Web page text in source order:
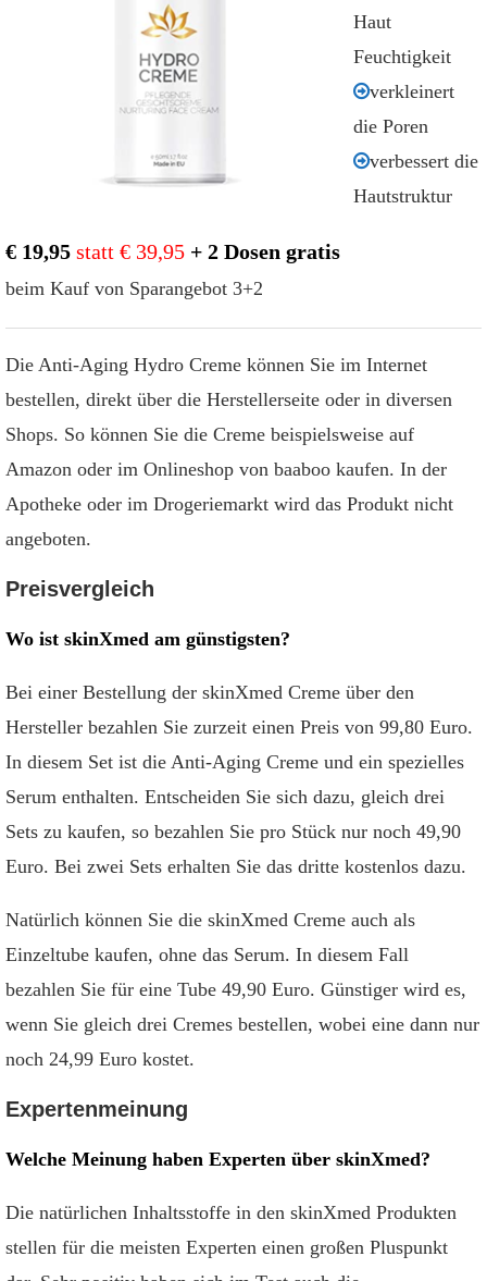
Haut
Feuchtigkeit
verkleinert
die Poren
verbessert die
Hautstruktur
€ 19,95 statt € 39,95 + 2 Dosen gratis
beim Kauf von Sparangebot 3+2
Die Anti-Aging Hydro Creme können Sie im Internet
bestellen, direkt über die Herstellerseite oder in diversen
Shops. So können Sie die Creme beispielsweise auf
Amazon oder im Onlineshop von baaboo kaufen. In der
Apotheke oder im Drogeriemarkt wird das Produkt nicht
angeboten.
Preisvergleich
Wo ist skinXmed am günstigsten?
Bei einer Bestellung der skinXmed Creme über den
Hersteller bezahlen Sie zurzeit einen Preis von 99,80 Euro.
In diesem Set ist die Anti-Aging Creme und ein spezielles
Serum enthalten. Entscheiden Sie sich dazu, gleich drei
Sets zu kaufen, so bezahlen Sie pro Stück nur noch 49,90
Euro. Bei zwei Sets erhalten Sie das dritte kostenlos dazu.
Natürlich können Sie die skinXmed Creme auch als
Einzeltube kaufen, ohne das Serum. In diesem Fall
bezahlen Sie für eine Tube 49,90 Euro. Günstiger wird es,
wenn Sie gleich drei Cremes bestellen, wobei eine dann nur
noch 24,99 Euro kostet.
Expertenmeinung
Welche Meinung haben Experten über skinXmed?
Die natürlichen Inhaltsstoffe in den skinXmed Produkten
stellen für die meisten Experten einen großen Pluspunkt